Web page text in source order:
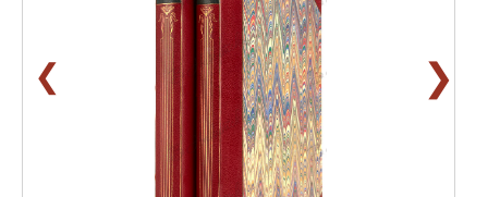
❮ ❯